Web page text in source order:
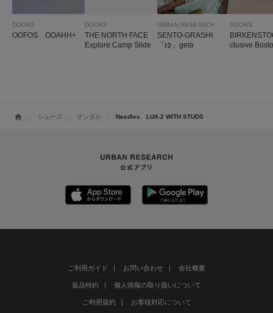
DOORS
OOFOS OOAHH+
DOORS
THE NORTH FACE
Explore Camp Slide
URBAN RESEARCH
SENTO-GRASHI
「ゆ」geta
DOORS
clusive
シューズ サンダル Needles LUX-2 WITH STUDS
ご利用ガイド お問い合わせ 会社概要
返品特約 個人情報の取り扱いについて
ご利用規約 お客様対応について